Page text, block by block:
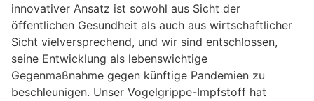
innovativer Ansatz ist sowohl aus Sicht der
öffentlichen Gesundheit als auch aus wirtschaftlicher
Sicht vielversprechend, und wir sind entschlossen,
seine Entwicklung als lebenswichtige
Gegenmaßnahme gegen künftige Pandemien zu
beschleunigen. Unser Vogelgrippe-Impfstoff hat